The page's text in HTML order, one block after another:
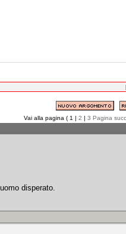
Vai alla pagina ( 1 | 2 | 3 Pagina
disperato.